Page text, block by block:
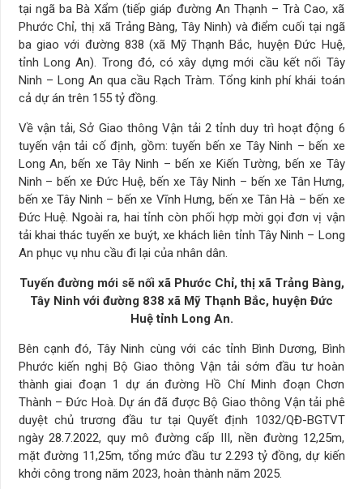
tại ngã ba Bà Xẩm (tiếp giáp đường An Thạnh – Trà Cao, xã
Phước Chỉ, thị xã Trảng Bàng, Tây Ninh) và điểm cuối tại ngã
ba giao với đường 838 (xã Mỹ Thạnh Bắc, huyện Đức Huệ,
tỉnh Long An). Trong đó, có xây dựng mới cầu kết nối Tây
Ninh – Long An qua cầu Rạch Tràm. Tổng kinh phí khái toán
cả dự án trên 155 tỷ đồng.
Về vận tải, Sở Giao thông Vận tải 2 tỉnh duy trì hoạt động 6
tuyến vận tải cố định, gồm: tuyến bến xe Tây Ninh – bến xe
Long An, bến xe Tây Ninh – bến xe Kiến Tường, bến xe Tây
Ninh – bến xe Đức Huệ, bến xe Tây Ninh – bến xe Tân Hưng,
bến xe Tây Ninh – bến xe Vĩnh Hưng, bến xe Tân Hà – bến xe
Đức Huệ. Ngoài ra, hai tỉnh còn phối hợp mời gọi đơn vị vận
tải khai thác tuyến xe buýt, xe khách liên tỉnh Tây Ninh – Long
An phục vụ nhu cầu đi lại của nhân dân.
Tuyến đường mới sẽ nối xã Phước Chỉ, thị xã Trảng Bàng,
Tây Ninh với đường 838 xã Mỹ Thạnh Bắc, huyện Đức
Huệ tỉnh Long An.
Bên cạnh đó, Tây Ninh cùng với các tỉnh Bình Dương, Bình
Phước kiến nghị Bộ Giao thông Vận tải sớm đầu tư hoàn
thành giai đoạn 1 dự án đường Hồ Chí Minh đoạn Chơn
Thành – Đức Hoà. Dự án đã được Bộ Giao thông Vận tải phê
duyệt chủ trương đầu tư tại Quyết định 1032/QĐ-BGTVT
ngày 28.7.2022, quy mô đường cấp III, nền đường 12,25m,
mặt đường 11,25m, tổng mức đầu tư 2.293 tỷ đồng, dự kiến
khởi công trong năm 2023, hoàn thành năm 2025.